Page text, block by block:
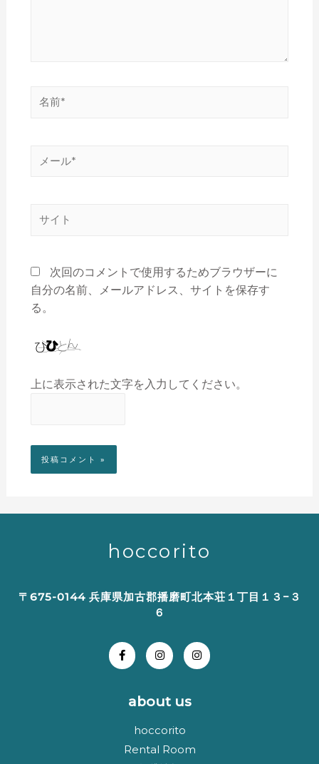
次回のコメントで使用するためブラウザーに
自分の名前、メールアドレス、サイトを保存す
る。
上に表示された文字を入力してください。
hoccorito
〒675-0144 兵庫県加古郡播磨町北本荘１丁目１３−３
６
about us
hoccorito
Rental Room